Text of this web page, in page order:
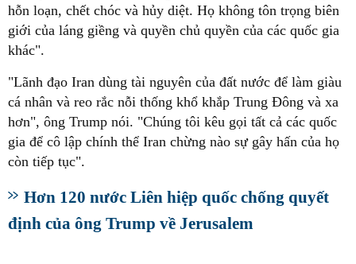
hỗn loạn, chết chóc và hủy diệt. Họ không tôn trọng biên
giới của láng giềng và quyền chủ quyền của các quốc gia
khác".
"Lãnh đạo Iran dùng tài nguyên của đất nước để làm giàu
cá nhân và reo rắc nỗi thống khổ khắp Trung Đông và xa
hơn", ông Trump nói. "Chúng tôi kêu gọi tất cả các quốc
gia để cô lập chính thể Iran chừng nào sự gây hấn của họ
còn tiếp tục".
Hơn 120 nước Liên hiệp quốc chống quyết
định của ông Trump về Jerusalem